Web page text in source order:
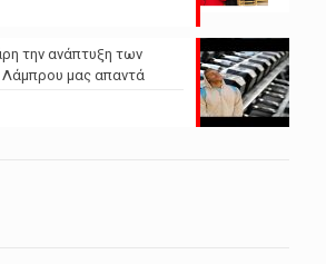
την ανάπτυξη των
μας απαντά